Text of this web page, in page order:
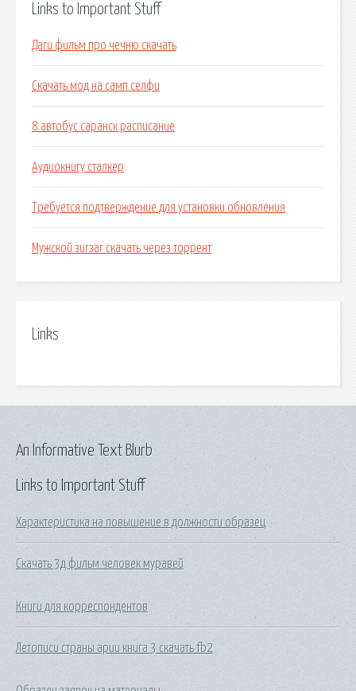
Links to Important Stuff
Даги фильм про чечню скачать
Скачать мод на самп селфи
8 автобус саранск расписание
Аудиокнигу сталкер
Требуется подтверждение для установки обновления
Мужской зигзаг скачать через торрент
Links
Links to Important Stuff
Характеристика на повышение в должности образец
Скачать 3д фильм человек муравей
Книги для корреспондентов
Летописи страны арии книга 3 скачать fb2
An Informative Text Blurb